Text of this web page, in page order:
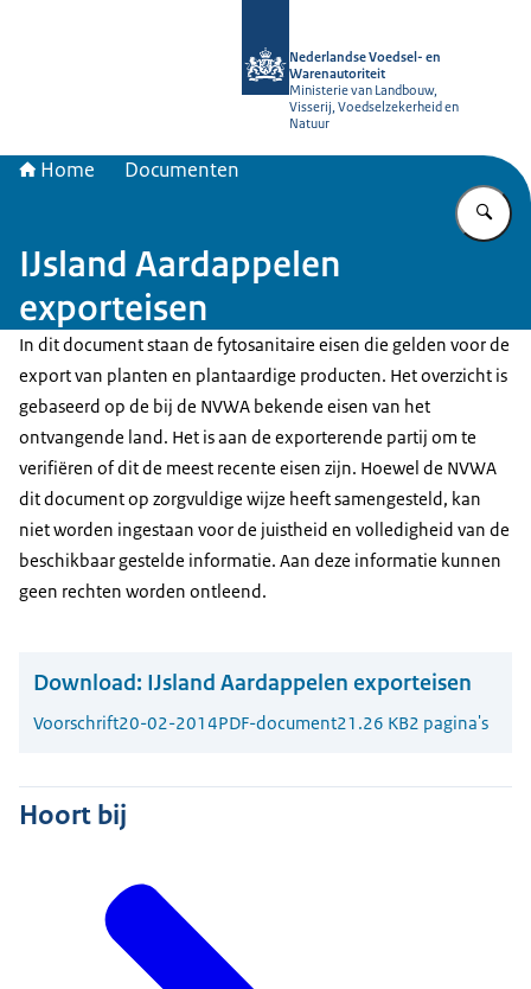
Nederlandse Voedsel- en
Warenautoriteit
Ministerie van Landbouw,
Visserij, Voedselzekerheid en
Natuur
Home Documenten
IJsland Aardappelen
exporteisen
In dit document staan de fytosanitaire eisen die gelden voor de
export van planten en plantaardige producten. Het overzicht is
gebaseerd op de bij de NVWA bekende eisen van het
ontvangende land. Het is aan de exporterende partij om te
verifiëren of dit de meest recente eisen zijn. Hoewel de NVWA
dit document op zorgvuldige wijze heeft samengesteld, kan
niet worden ingestaan voor de juistheid en volledigheid van de
beschikbaar gestelde informatie. Aan deze informatie kunnen
geen rechten worden ontleend.
Download: IJsland Aardappelen exporteisen
Voorschrift20-02-2014PDF-document21.26 KB2 pagina's
Hoort bij